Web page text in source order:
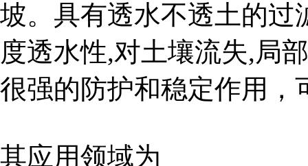
坡。具有透水不透土的过
度透水性,对土壤流失,局
很强的防护和稳定作用，
其应用领域为